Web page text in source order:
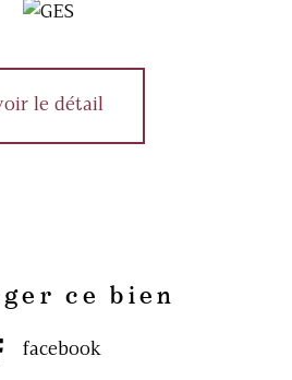
le détail
ce bien
facebook